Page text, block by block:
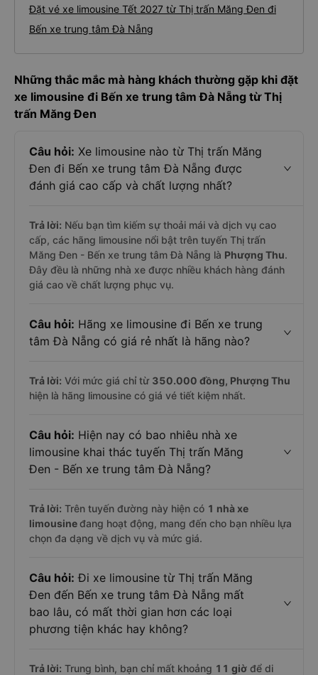
Đặt vé xe limousine Tết 2027 từ Thị trấn Măng Đen đi
Bến xe trung tâm Đà Nẵng
Những thắc mắc mà hàng khách thường gặp khi đặt
xe limousine đi Bến xe trung tâm Đà Nẵng từ Thị
trấn Măng Đen
Câu hỏi: Xe limousine nào từ Thị trấn Măng
Đen đi Bến xe trung tâm Đà Nẵng được
đánh giá cao cấp và chất lượng nhất?
Trả lời: Nếu bạn tìm kiếm sự thoải mái và dịch vụ cao
cấp, các hãng limousine nổi bật trên tuyến Thị trấn
Măng Đen - Bến xe trung tâm Đà Nẵng là Phượng Thu.
Đây đều là những nhà xe được nhiều khách hàng đánh
giá cao về chất lượng phục vụ.
Câu hỏi: Hãng xe limousine đi Bến xe trung
tâm Đà Nẵng có giá rẻ nhất là hãng nào?
Trả lời: Với mức giá chỉ từ 350.000 đồng, Phượng Thu
hiện là hãng limousine có giá vé tiết kiệm nhất.
Câu hỏi: Hiện nay có bao nhiêu nhà xe
limousine khai thác tuyến Thị trấn Măng
Đen - Bến xe trung tâm Đà Nẵng?
Trả lời: Trên tuyến đường này hiện có 1 nhà xe
limousineđang hoạt động, mang đến cho bạn nhiều lựa
chọn đa dạng về dịch vụ và mức giá.
Câu hỏi: Đi xe limousine từ Thị trấn Măng
Đen đến Bến xe trung tâm Đà Nẵng mất
bao lâu, có mất thời gian hơn các loại
phương tiện khác hay không?
Trả lời: Trung bình, bạn chỉ mất khoảng 11 giờ để di